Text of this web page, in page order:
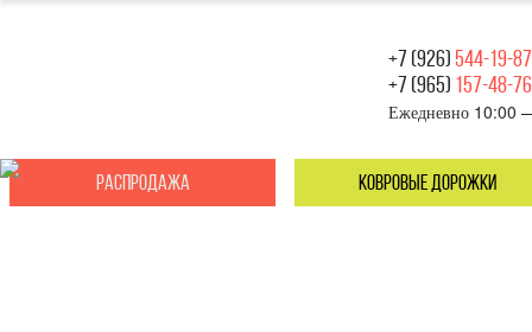
+7 (926)544-19-87
+7 (965) 157-48-76
Ежедневно 10:00
Распродажа ковровые дорожки